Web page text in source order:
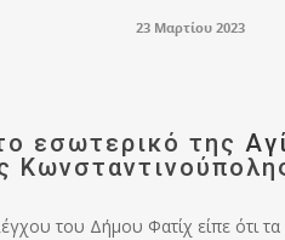
23 Μαρτίου 2023
εσωτερικό της
του Δήμου Φατίχ είπε ότι